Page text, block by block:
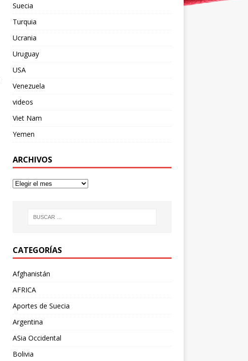
Suecia
Turquia
Ucrania
Uruguay
USA
Venezuela
videos
Viet Nam
Yemen
ARCHIVOS
CATEGORÍAS
Afghanistán
AFRICA
Aportes de Suecia
Argentina
ASia Occidental
Bolivia